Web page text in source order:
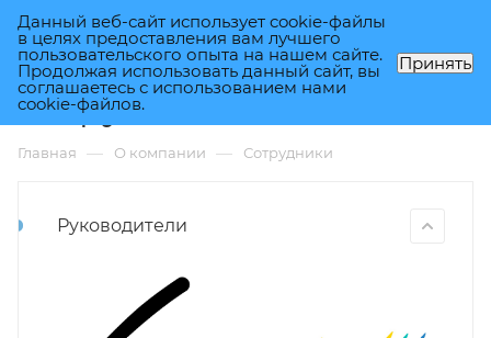
Сотрудники
Главная — О компании — Сотрудники
Руководители
Данный веб-сайт использует cookie-файлы
в целях предоставления вам лучшего
пользовательского опыта на нашем сайте.
Продолжая использовать данный сайт, вы
соглашаетесь с использованием нами
cookie-файлов.
Принять